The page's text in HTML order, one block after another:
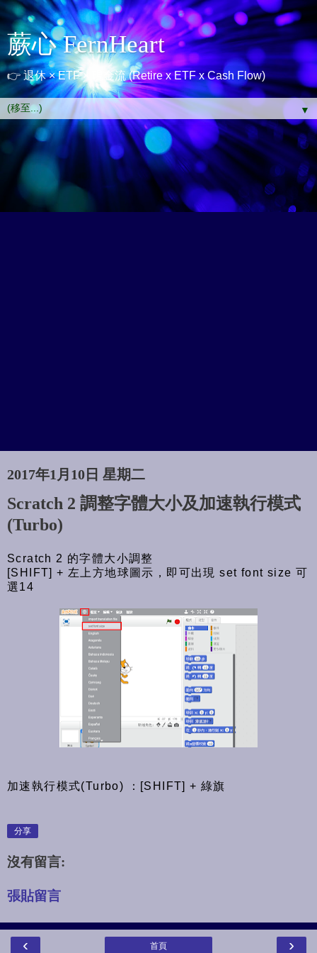
蕨心 FernHeart
👉 退休 × ETF × 現金流 (Retire x ETF x Cash Flow)
▼
2017年1月10日 星期二
Scratch 2 調整字體大小及加速執行模式
(Turbo)
Scratch 2 的字體大小調整
[SHIFT] + 左上方地球圖示，即可出現 set font size 可
選14
加速執行模式(Turbo) ：[SHIFT] + 綠旗
分享
沒有留言:
張貼留言
‹ ›
首頁